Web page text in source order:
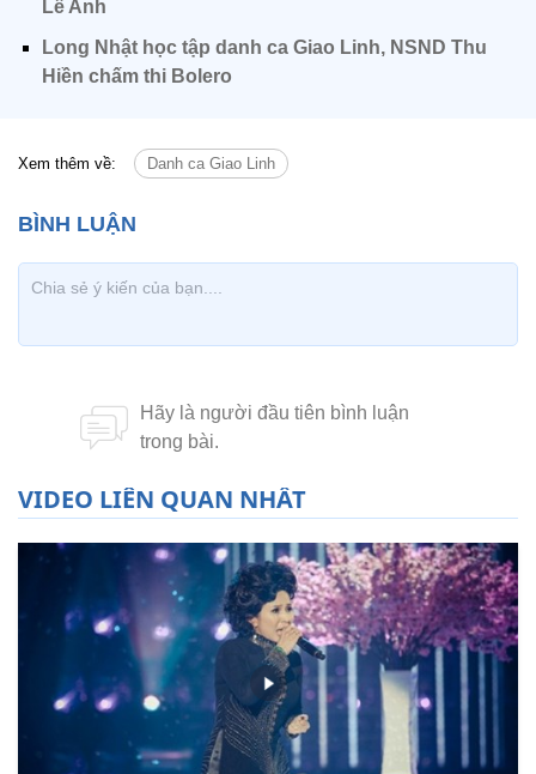
Lê Anh
Long Nhật học tập danh ca Giao Linh, NSND Thu
Hiền chấm thi Bolero
Xem thêm về: Danh ca Giao Linh
VIDEO LIÊN QUAN NHẤT